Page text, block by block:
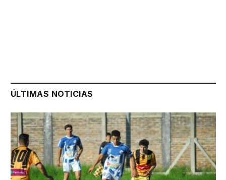
ÚLTIMAS NOTICIAS